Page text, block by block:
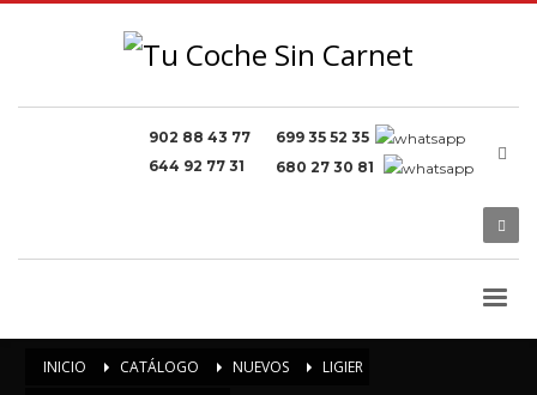
902 88 43 77
644 92 77 31
699 35 52 35
680 27 30 81
INICIO CATÁLOGO NUEVOS
LIGIER